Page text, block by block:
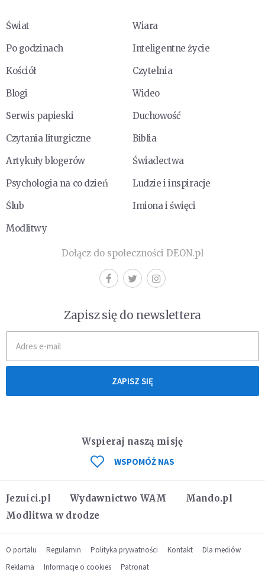
Świat
Wiara
Po godzinach
Inteligentne życie
Kościół
Czytelnia
Blogi
Wideo
Serwis papieski
Duchowość
Czytania liturgiczne
Biblia
Artykuły blogerów
Świadectwa
Psychologia na co dzień
Ludzie i inspiracje
Ślub
Imiona i święci
Modlitwy
Dołącz do społeczności DEON.pl
Zapisz się do newslettera
ZAPISZ SIĘ
Jezuici.pl Wydawnictwo WAM
Mando.pl
Modlitwa w drodze
Wspieraj naszą misję
WSPOMÓŻ NAS
O portalu Regulamin Polityka prywatności Kontakt
Dla mediów
Reklama
Informacje o cookies Patronat